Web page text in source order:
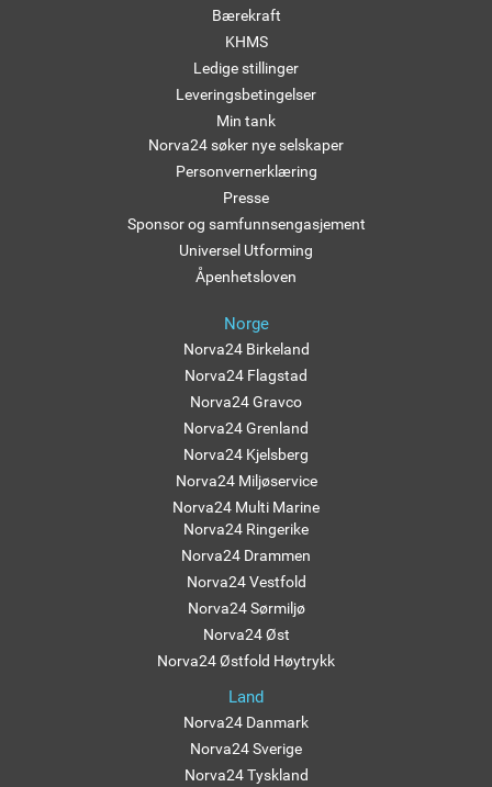
Bærekraft
KHMS
Ledige stillinger
Leveringsbetingelser
Min tank
Norva24 søker nye selskaper
Personvernerklæring
Presse
Sponsor og samfunnsengasjement
Universel Utforming
Åpenhetsloven
Norge
Norva24 Birkeland
Norva24 Flagstad
Norva24 Gravco
Norva24 Grenland
Norva24 Kjelsberg
Norva24 Miljøservice
Norva24 Multi Marine
Norva24 Ringerike
Norva24 Drammen
Norva24 Vestfold
Norva24 Sørmiljø
Norva24 Øst
Norva24 Østfold Høytrykk
Land
Norva24 Danmark
Norva24 Sverige
Norva24 Tyskland